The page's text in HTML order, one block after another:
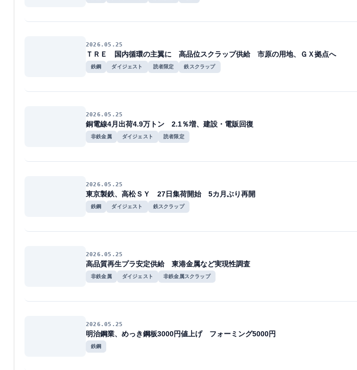
2026.05.25
ＴＲＥ 国内循環の主翼に 高品位スクラップ供給 市原の用地、ＧＸ拠点へ
鉄鋼 ダイジェスト 読者限定 鉄スクラップ
2026.05.25
銅電線4月出荷4.9万トン 2.1％増、建設・電販回復
非鉄金属 ダイジェスト 読者限定
2026.05.25
東京製鉄、高松ＳＹ 27日集荷開始 5カ月ぶり再開
鉄鋼 ダイジェスト 鉄スクラップ
2026.05.25
高品質再生プラ安定供給 東港金属など実現性調査
非鉄金属 ダイジェスト 非鉄金属スクラップ
2026.05.25
明治鋼業、めっき鋼板3000円値上げ フォーミング5000円
鉄鋼